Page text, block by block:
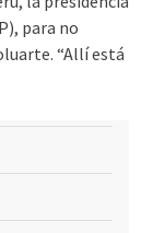
para no
“Allí está